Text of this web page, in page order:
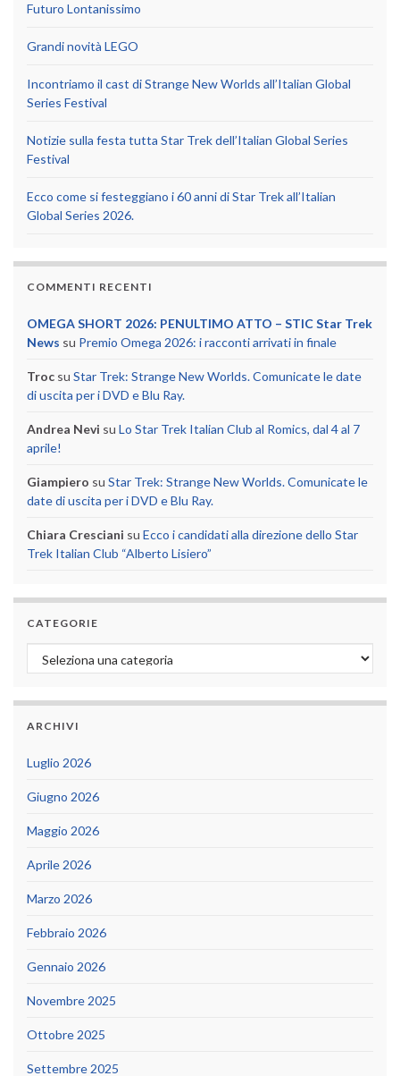
Futuro Lontanissimo
Grandi novità LEGO
Incontriamo il cast di Strange New Worlds all’Italian Global
Series Festival
Notizie sulla festa tutta Star Trek dell’Italian Global Series
Festival
Ecco come si festeggiano i 60 anni di Star Trek all’Italian
Global Series 2026.
COMMENTI RECENTI
OMEGA SHORT 2026: PENULTIMO ATTO – STIC Star Trek
News su Premio Omega 2026: i racconti arrivati in finale
Troc su Star Trek: Strange New Worlds. Comunicate le date
di uscita per i DVD e Blu Ray.
Andrea Nevi su Lo Star Trek Italian Club al Romics, dal 4 al 7
aprile!
Giampiero su Star Trek: Strange New Worlds. Comunicate le
date di uscita per i DVD e Blu Ray.
Chiara Cresciani su Ecco i candidati alla direzione dello Star
Trek Italian Club “Alberto Lisiero”
CATEGORIE
Categorie
ARCHIVI
Luglio 2026
Giugno 2026
Maggio 2026
Aprile 2026
Marzo 2026
Febbraio 2026
Gennaio 2026
Novembre 2025
Ottobre 2025
Settembre 2025